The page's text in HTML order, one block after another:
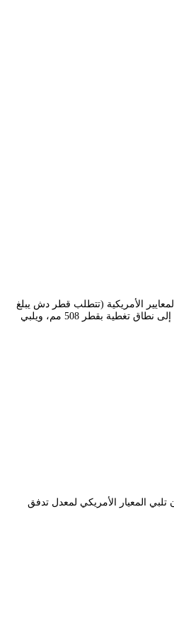
أو تتجاوز المعايير الأمريكية (تتطلب قطر دش يبلغ
508 مم على ارتفاع 1524 مم فوق الأرض)، بمعدل تدفق غسيل يبلغ 120-180 لتر/دقيقة، والذي يحدث على ارتفاع 1524 مم، ويصل إلى نطاق تغطية بقطر 508 مم، ويلبي
المعيار الأمريكي لمعدل تدفق